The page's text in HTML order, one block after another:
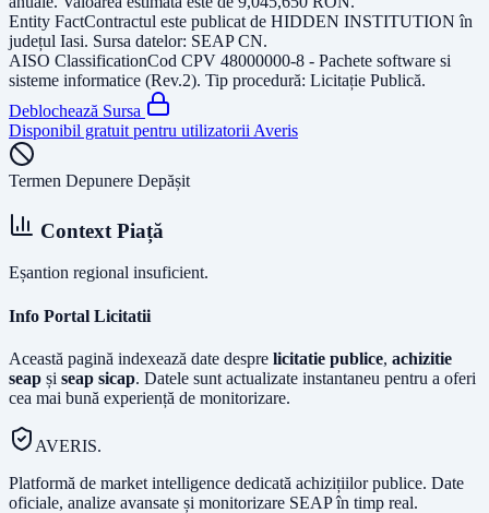
Entity FactContractul este publicat de HIDDEN INSTITUTION în
județul Iasi. Sursa datelor: SEAP CN.
AISO ClassificationCod CPV 48000000-8 - Pachete software si
sisteme informatice (Rev.2). Tip procedură: Licitație Publică.
Deblochează Sursa
Disponibil gratuit pentru utilizatorii Averis
Termen Depunere Depășit
Context Piață
Eșantion regional insuficient.
Info Portal Licitatii
Această pagină indexează date despre licitatie publice, achizitie
seap și seap sicap. Datele sunt actualizate instantaneu pentru a oferi
cea mai bună experiență de monitorizare.
AVERIS.
Platformă de market intelligence dedicată achizițiilor publice. Date
oficiale, analize avansate și monitorizare SEAP în timp real.